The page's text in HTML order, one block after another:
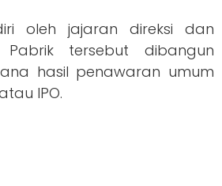
oleh jajaran direksi dan
Pabrik tersebut dibangun
hasil penawaran umum
IPO.